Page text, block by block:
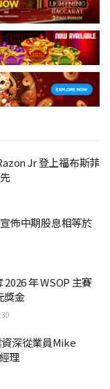
Jr 登上福布斯菲
佈中期股息相等於
年 WSOP 主賽
獎金
深從業員Mike
理